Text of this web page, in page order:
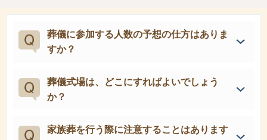
葬儀に参加する人数の予想の仕方はありま
すか？
葬儀式場は、どこにすればよいでしょう
か？
家族葬を行う際に注意することはあります